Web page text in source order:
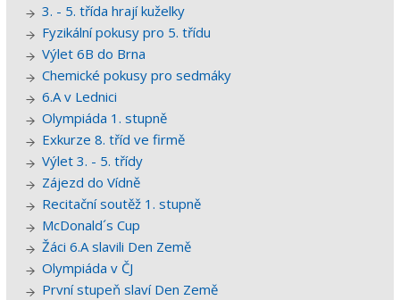
3. - 5. třída hrají kuželky
Fyzikální pokusy pro 5. třídu
Výlet 6B do Brna
Chemické pokusy pro sedmáky
6.A v Lednici
Olympiáda 1. stupně
Exkurze 8. tříd ve firmě
Výlet 3. - 5. třídy
Zájezd do Vídně
Recitační soutěž 1. stupně
McDonald´s Cup
Žáci 6.A slavili Den Země
Olympiáda v ČJ
První stupeň slaví Den Země